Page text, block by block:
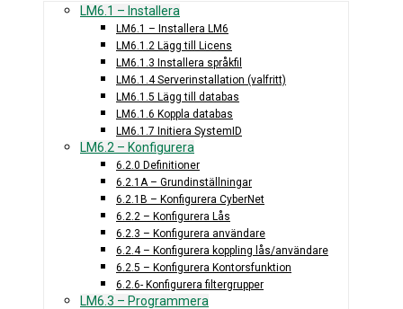
LM6.1 – Installera
LM6.1 – Installera LM6
LM6.1.2 Lägg till Licens
LM6.1.3 Installera språkfil
LM6.1.4 Serverinstallation (valfritt)
LM6.1.5 Lägg till databas
LM6.1.6 Koppla databas
LM6.1.7 Initiera SystemID
LM6.2 – Konfigurera
6.2.0 Definitioner
6.2.1A – Grundinställningar
6.2.1B – Konfigurera CyberNet
6.2.2 – Konfigurera Lås
6.2.3 – Konfigurera användare
6.2.4 – Konfigurera koppling lås/användare
6.2.5 – Konfigurera Kontorsfunktion
6.2.6- Konfigurera filtergrupper
LM6.3 – Programmera